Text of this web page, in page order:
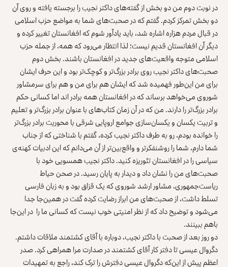
در نوبت دوم من دو بخش از گفته‌های داکتر نجیب را برجسته یافته و روی آن
دو بخش تمرکز کردم. گفتم که در صحبت‌های شما به مواضع حزب اسلامی
در قبال مردم هزاره اشاره شد، باید یاد‌آور شوم که افغانستان تغییر کرده و
دیگر آن افغانستان قدیم نیست؛ لذا انتظار می‌رود که همه، از جمله حزب
اسلامی متوجه واقعیت‌های جدید در افغانستان باشند. بخش دوم
صحبت‌های داکتر نجیب روی برادر بزرگ‌تر و کوچک‌تر بود و این حرف ایشان
برای من این‌طور فهمیده شد که ایشان هم برای من و هم برای سرمشاور
شوروی می‌خواهد برساند که در افغانستان همه برادر اند اما کسانی حکم
برادر بزرگ‌تر را دارند. من که در آن زمان کتاب‌های با عنوان برادر بزرگ‌تر و تعلیم
و تربیت یکسان و یکسان‌سازی جوامع اروپایی شرقی با محوریت برادر بزرگ‌تر
را خوانده بودم، رو به طرف داکتر نجیب کرده، گفتم با شناختی که از جناب
شما دارم، شما را روشنفکرتر و واقع‌بین‌تر از آن می‌دانم که این ادبیات کهنه‌ی
سیاسی را در افغانستان تئوریزه کنید. داکتر نجیب همسویی خود با
صحبت‌های من را نشان داد و دیدار به پایان رسید. در صحن حیاط
ریاست‌جمهوری، مشاور ارشد شوروی که یک قزاق بود و به زبان فارسی
تسلط داشت، از صحبت‌های من ابراز رضایت کرده گفت در همین‌جا جدا
می‌شود و توضیح داد که از نظر امنیتی خوب نیست که کسانی ما را در این‌جا
باهم ببینند.
دو روز بعد از صحبت با داکتر نجیب، دوباره با آقای کشتمند ملاقات داشتم.
دگروال عیسی تا دفتر کار آقای کشتمند در صدارت مرا همراهی کرد. صدر
اعظم پیش از این‌که دگروال عیسی دفترش را ترک کند، راجع به تمهیدات